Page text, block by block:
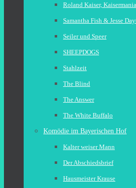
Roland Kaiser,
Samantha Fish & Jesse
Seiler und Speer
SHEEPDOGS
Stahlzeit
The Blind
The Answer
The White Buffalo
Komödie im Bayerischen Hof
Kalter weiser Mann
Der Abschiedsbrief
Hausmeister Krause